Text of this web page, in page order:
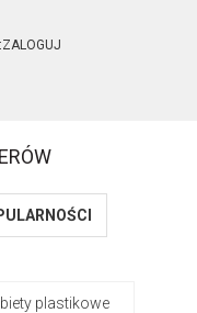
ZALOGUJ
plastikowe